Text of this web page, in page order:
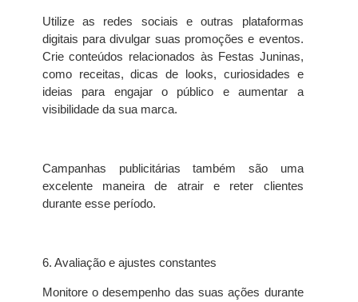
Utilize as redes sociais e outras plataformas
digitais para divulgar suas promoções e eventos.
Crie conteúdos relacionados às Festas Juninas,
como receitas, dicas de looks, curiosidades e
ideias para engajar o público e aumentar a
visibilidade da sua marca.
Campanhas publicitárias também são uma
excelente maneira de atrair e reter clientes
durante esse período.
6. Avaliação e ajustes constantes
Monitore o desempenho das suas ações durante